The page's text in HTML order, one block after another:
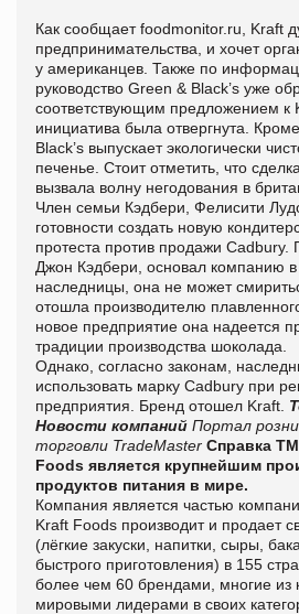
Как сообщаетfoodmonitor.ru, Kraft
предпринимательства, и хочет
у американцев. Также по
руководство Green & Black’s уже
соответствующим предложением к
инициатива была отвергнута.
Black’s выпускает экологически
печенье. Стоит отметить, что
вызвала волну негодования в
Член семьи Кэдбери, Фелисити
готовности создать новую
протеста против продажи Cadbury.
Джон Кэдбери, основал компанию
наследницы, она не может
отошла производителю
новое предприятие она надеется
традиции производства шоколада.
Однако, согласно законам,
использовать марку Cadbury при
предприятия. Бренд отошел Kraft.
Новости компаний Портал
торговли TradeMaster Справка
Foods является крупнейшим
продуктов питания в мире.
Компания является частью
Kraft Foods производит и продает
(лёгкие закуски, напитки, сыры,
быстрого приготовления) в 155
более чем 60 брендами, многие из
мировыми лидерами в своих